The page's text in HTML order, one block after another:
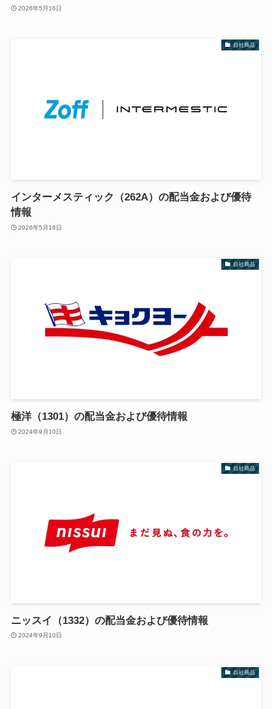
2026年5月16日
自社商品
インターメスティック（262A）の配当金および優待
情報
2026年5月16日
自社商品
極洋（1301）の配当金および優待情報
2024年9月10日
自社商品
ニッスイ（1332）の配当金および優待情報
2024年9月10日
自社商品